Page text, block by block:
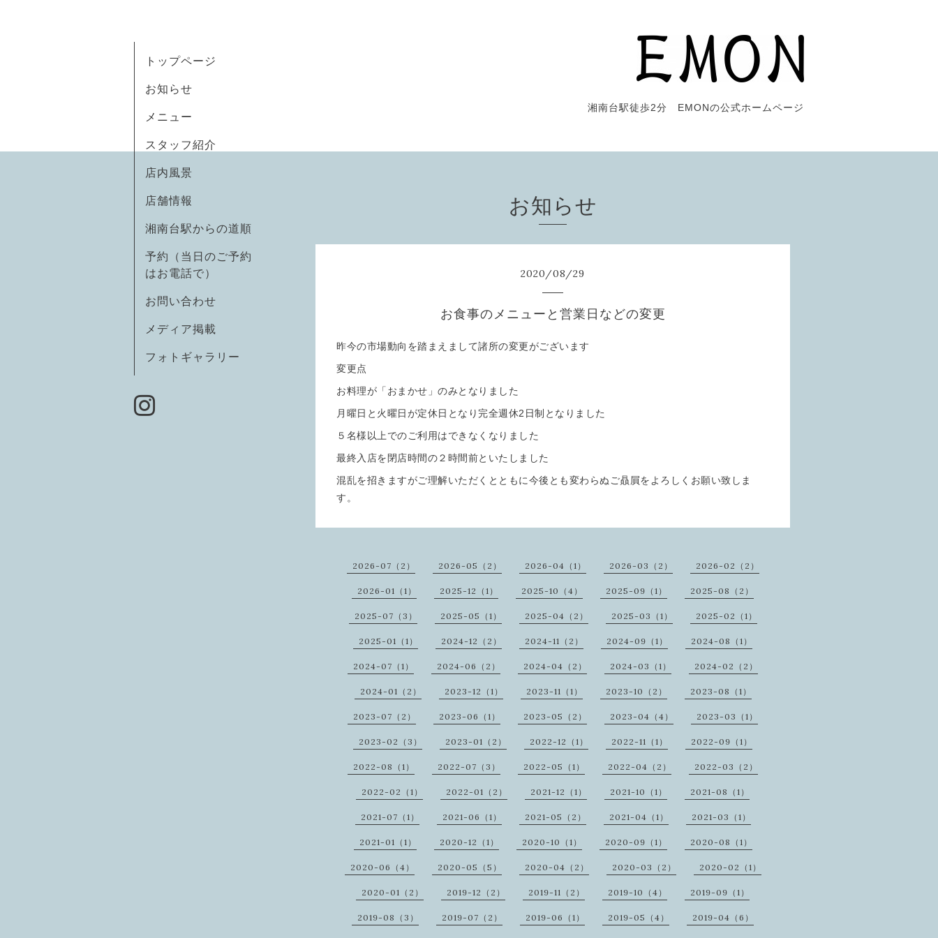
湘南台駅徒歩2分 EMONの公式ホームページ
トップページ
お知らせ
メニュー
スタッフ紹介
店内風景
店舗情報
湘南台駅からの道順
予約（当日のご予約
はお電話で）
お問い合わせ
メディア掲載
フォトギャラリー
お知らせ
2020/08/29
お食事のメニューと営業日などの変更
昨今の市場動向を踏まえまして諸所の変更がございます
変更点
お料理が「おまかせ」のみとなりました
月曜日と火曜日が定休日となり完全週休2日制となりました
５名様以上でのご利用はできなくなりました
最終入店を閉店時間の２時間前といたしました
混乱を招きますがご理解いただくとともに今後とも変わらぬご贔屓をよろしくお願い致しま
す。
2026-07（2） 2026-05（2） 2026-04（1） 2026-03（2） 2026-02（2）
2026-01（1） 2025-12（1） 2025-10（4） 2025-09（1） 2025-08（2）
2025-07（3） 2025-05（1） 2025-04（2） 2025-03（1） 2025-02（1）
2025-01（1） 2024-12（2） 2024-11（2） 2024-09（1） 2024-08（1）
2024-07（1） 2024-06（2） 2024-04（2） 2024-03（1） 2024-02（2）
2024-01（2） 2023-12（1） 2023-11（1） 2023-10（2） 2023-08（1）
2023-07（2） 2023-06（1） 2023-05（2） 2023-04（4） 2023-03（1）
2023-02（3） 2023-01（2） 2022-12（1） 2022-11（1） 2022-09（1）
2022-08（1） 2022-07（3） 2022-05（1） 2022-04（2） 2022-03（2）
2022-02（1） 2022-01（2） 2021-12（1） 2021-10（1） 2021-08（1）
2021-07（1） 2021-06（1） 2021-05（2） 2021-04（1） 2021-03（1）
2021-01（1） 2020-12（1） 2020-10（1） 2020-09（1） 2020-08（1）
2020-06（4） 2020-05（5） 2020-04（2） 2020-03（2） 2020-02（1）
2020-01（2） 2019-12（2） 2019-11（2） 2019-10（4） 2019-09（1）
2019-08（3） 2019-07（2） 2019-06（1） 2019-05（4） 2019-04（6）